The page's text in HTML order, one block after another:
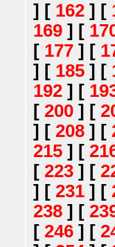
] [ 162 ] [
169 ] [
[ 177 ] [
] [ 185 ] [
192 ] [
[ 200 ] [
] [ 208 ] [
215 ] [
[ 223 ] [
] [ 231 ] [
238 ] [
[ 246 ] [